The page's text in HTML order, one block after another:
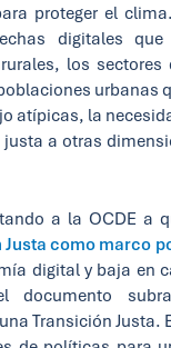
proteger el
digitales que
los sectores
urbanas
atípicas, la
a otras
a la OCDE a
como marco
digital y baja en
documento
Transición Justa.